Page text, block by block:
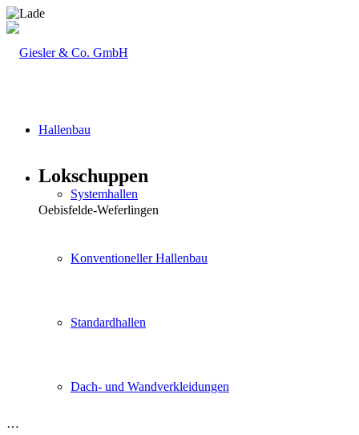
Hallenbau
Systemhallen
Konventioneller Hallenbau
Standardhallen
Dach- und Wandverkleidungen
Lokschuppen
Oebisfelde-Weferlingen
…